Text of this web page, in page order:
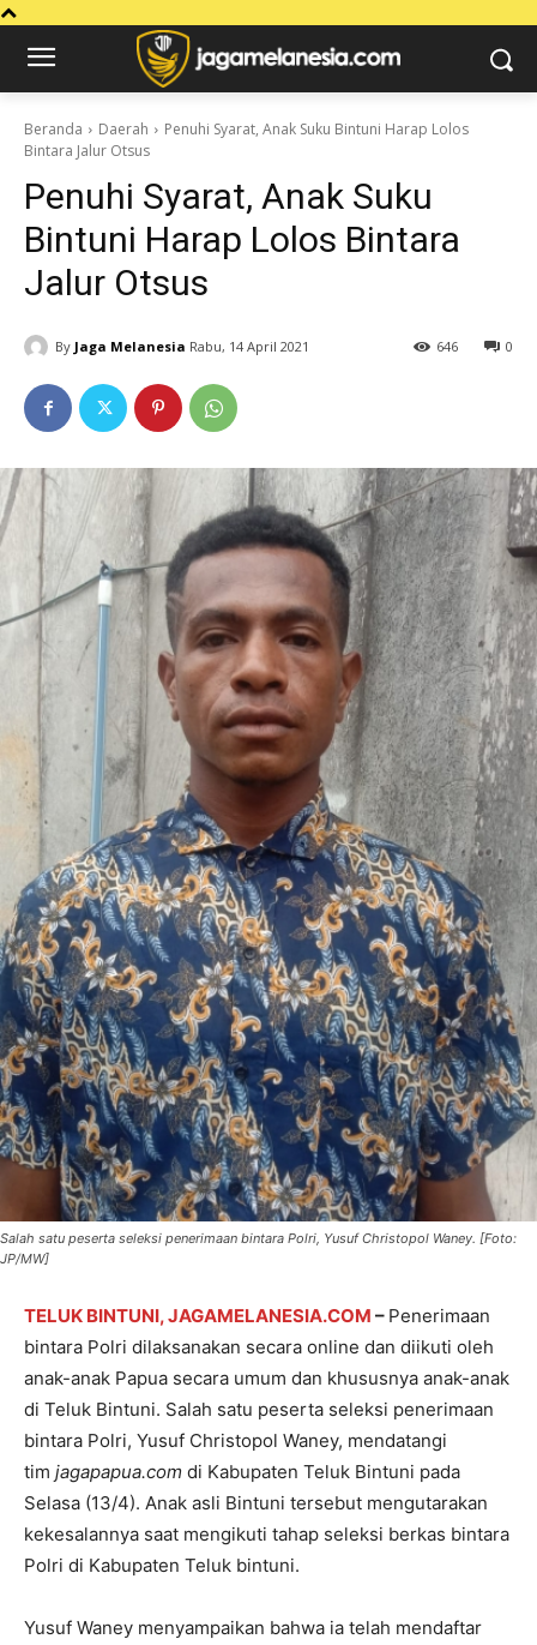
Beranda Daerah
Penuhi Syarat, Anak Suku Bintuni Harap Lolos
Bintara Jalur Otsus
Penuhi Syarat, Anak Suku
Bintuni Harap Lolos Bintara
Jalur Otsus
By Jaga Melanesia Rabu, 14 April 2021 0
646
Salah satu peserta seleksi penerimaan bintara Polri, Yusuf Christopol Waney. [Foto:
JP/MW]
TELUK BINTUNI, JAGAMELANESIA.COM – Penerimaan
bintara Polri dilaksanakan secara online dan diikuti oleh
anak-anak Papua secara umum dan khususnya anak-anak
di Teluk Bintuni. Salah satu peserta seleksi penerimaan
bintara Polri, Yusuf Christopol Waney, mendatangi
tim jagapapua.com di Kabupaten Teluk Bintuni pada
Selasa (13/4). Anak asli Bintuni tersebut mengutarakan
kekesalannya saat mengikuti tahap seleksi berkas bintara
Polri di Kabupaten Teluk bintuni.
Yusuf Waney menyampaikan bahwa ia telah mendaftar